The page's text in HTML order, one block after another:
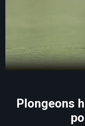
Plongeons